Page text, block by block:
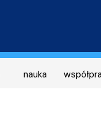
nauka